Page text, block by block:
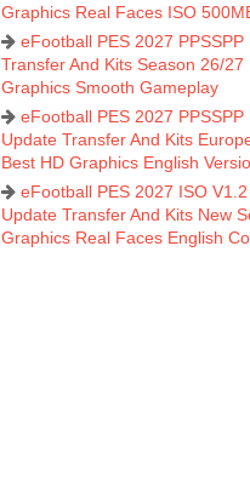
Graphics Real Faces ISO
eFootball PES 2027
Transfer And Kits Season 26/27
Graphics Smooth Gameplay
eFootball PES 2027 PPSSPP
Update Transfer And Kits
Best HD Graphics English
eFootball PES 2027 ISO V1.2
Update Transfer And Kits New
Graphics Real Faces English